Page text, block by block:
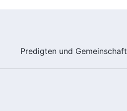
Predigten und Gemeinschaft